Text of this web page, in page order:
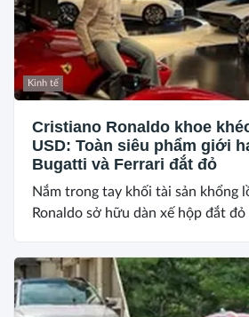
Kinh tế
Cristiano Ronaldo khoe
USD: Toàn siêu phẩm giới
Bugatti và Ferrari đắt đỏ
Nắm trong tay khối tài sản khổng
Ronaldo sở hữu dàn xế hộp đắt đỏ